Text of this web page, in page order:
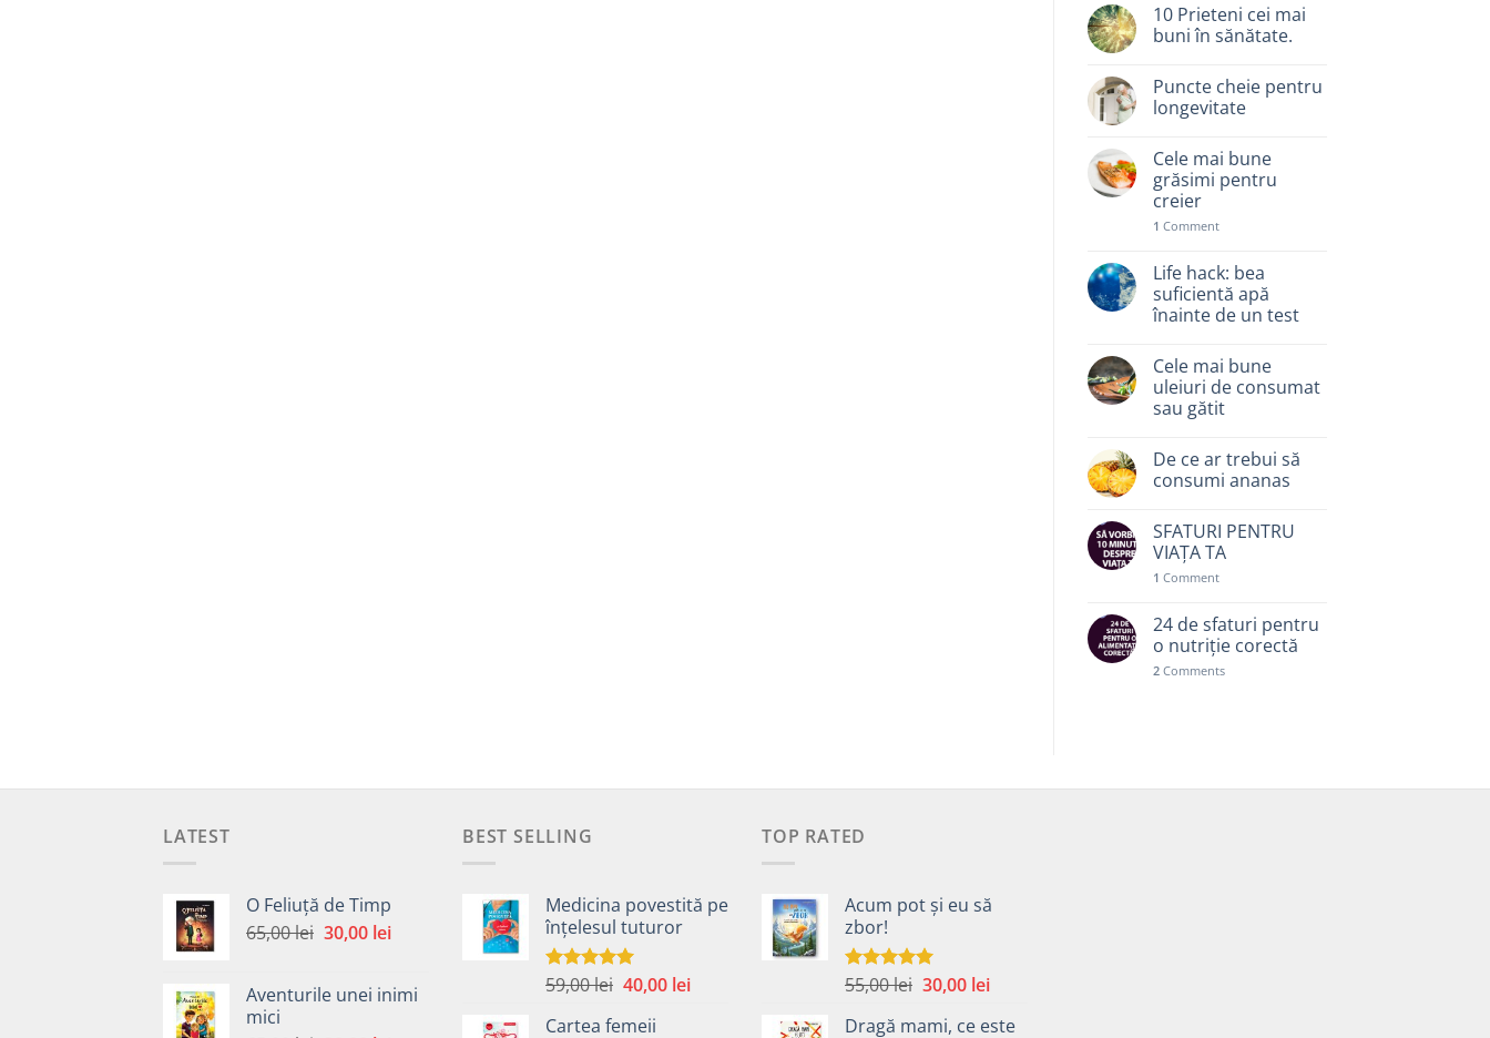
10 Prieteni cei mai
buni în sănătate.
Puncte cheie pentru
longevitate
Cele mai bune
grăsimi pentru
creier
1 Comment
Life hack: bea
suficientă apă
înainte de un test
Cele mai bune
uleiuri de consumat
sau gătit
De ce ar trebui să
consumi ananas
SFATURI PENTRU
VIAȚA TA
1 Comment
24 de sfaturi pentru
o nutriție corectă
2Comments
LATEST
O Feliuță de Timp
65,00lei Prețul
fost:
30,00 leiPrețul
30,00 lei.
Aventurile unei inimi
mici
BEST SELLING
Medicina povestită pe
înțelesul tuturor
Evaluat la
59,00lei Prețul
a
40,00 leiPrețul
Cartea femeii
TOP RATED
Acum pot și eu să
zbor!
Evaluat la
55,00lei Prețul
a
30,00 leiPrețul
este:
Dragă mami, ce este